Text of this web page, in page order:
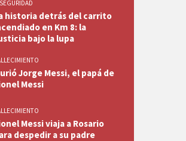
historia detrás del carrito
en Km 8: la
bajo la lupa
Jorge Messi, el papá de
Messi
Messi viaja a Rosario
despedir a su padre